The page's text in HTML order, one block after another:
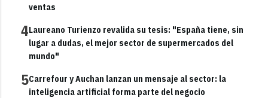
ventas
4Laureano Turienzo revalida su tesis: "España tiene, sin
lugar a dudas, el mejor sector de supermercados del
mundo"
5Carrefour y Auchan lanzan un mensaje al sector: la
inteligencia artificial forma parte del negocio